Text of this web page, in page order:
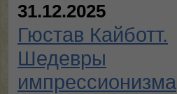
31.12.2025
Гюстав Кайботт.
Шедевры
импрессионизма